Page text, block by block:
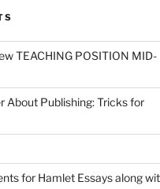
TEACHING POSITION MID-
About Publishing: Tricks for
for Hamlet Essays along